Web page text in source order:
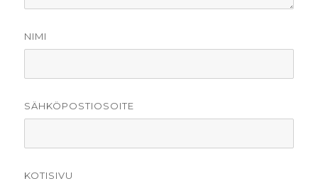
NIMI
SÄHKÖPOSTIOSOITE
KOTISIVU